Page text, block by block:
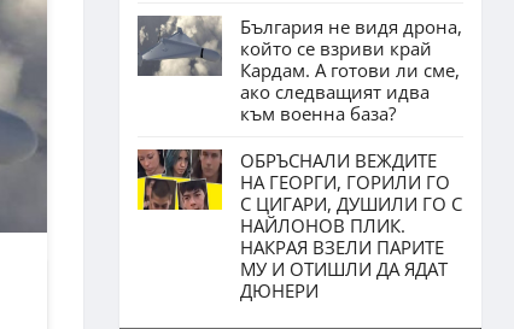
България не видя дрона,
който се взриви край
Кардам. А готови ли сме,
ако следващият идва
към военна база?
ОБРЪСНАЛИ ВЕЖДИТЕ
НА ГЕОРГИ, ГОРИЛИ ГО
С ЦИГАРИ, ДУШИЛИ ГО С
НАЙЛОНОВ ПЛИК.
НАКРАЯ ВЗЕЛИ ПАРИТЕ
МУ И ОТИШЛИ ДА ЯДАТ
ДЮНЕРИ